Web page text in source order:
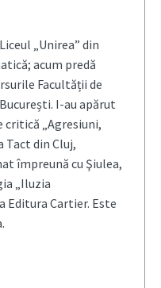
„Unirea” din
acum predă
Facultății de
I-au apărut
„Agresiuni,
Tact din Cluj,
împreună cu Şiulea,
„Iluzia
Editura Cartier. Este